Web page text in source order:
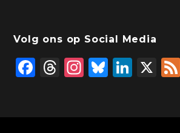
Volg ons op Social Media
F
T
In Bl
Li X